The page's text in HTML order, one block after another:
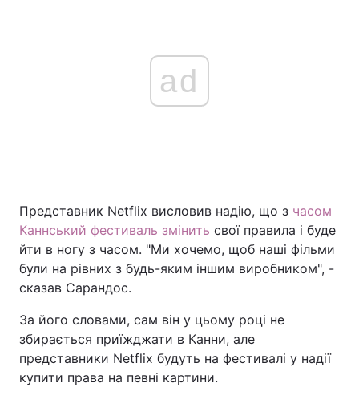
ad
Представник Netflix висловив надію, що з часом
Каннський фестиваль змінить свої правила і буде
йти в ногу з часом. "Ми хочемо, щоб наші фільми
були на рівних з будь-яким іншим виробником", -
сказав Сарандос.
За його словами, сам він у цьому році не
збирається приїжджати в Канни, але
представники Netflix будуть на фестивалі у надії
купити права на певні картини.